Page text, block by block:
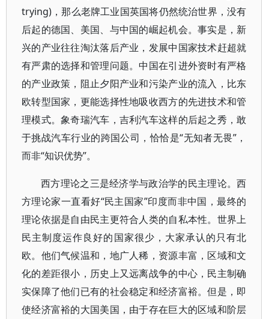
trying)，那么老牌工业国英国将仍然统治世界，没有
后起的德国、美国、与中国的崛起机会。事实是，新
兴的产业往往淘汰落后产业，发展中国家技术赶超就
有严肃的选择和管理问题。中国在引进外资时有严格
的产业政策，阻止夕阳产业和污染产业的流入，比东
欧转型国家，更能选择性地吸收西方的先进技术和管
理模式。象奇瑞汽车，吉利汽车这样的后起之秀，敢
于挑战汽车行业的跨国公司，恰恰是“无知者无畏”，
而非“知识优势”。
西方理论之三是经济学与政治学的民主理论。西
方理论家一直看好“民主国家”印度而非中国，最终的
理论依据是自由民主更符合人类的自私本性。世界上
民主制度运作良好的国家很少，大家承认的只有北
欧。他们气候温和，地广人稀，资源丰富，区域和文
化的差距很小，历史上又远离战争的中心，民主制确
实保障了他们已有的社会稳定和经济富裕。但是，即
使经济富裕的大国美国，由于存在巨大的区域和阶层